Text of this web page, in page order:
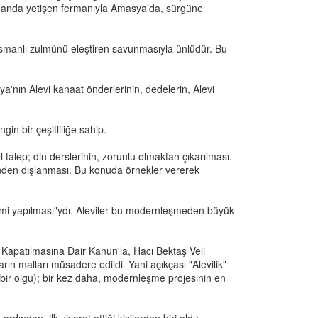
yetişen fermanıyla Amasya’da, sürgüne
zulmünü eleştiren savunmasıyla ünlüdür. Bu
Alevi kanaat önderlerinin, dedelerin, Alevi
bir çeşitliliğe sahip.
din derslerinin, zorunlu olmaktan çıkarılması.
dışlanması. Bu konuda örnekler vererek
yapılması"ydı. Aleviler bu modernleşmeden büyük
Dair Kanun'la, Hacı Bektaş Veli
malları müsadere edildi. Yani açıkçası "Alevilik"
olgu); bir kez daha, modernleşme projesinin en